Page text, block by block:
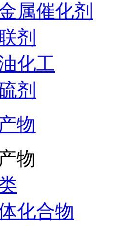
属催化剂
剂
化工
剂
物
物
化合物